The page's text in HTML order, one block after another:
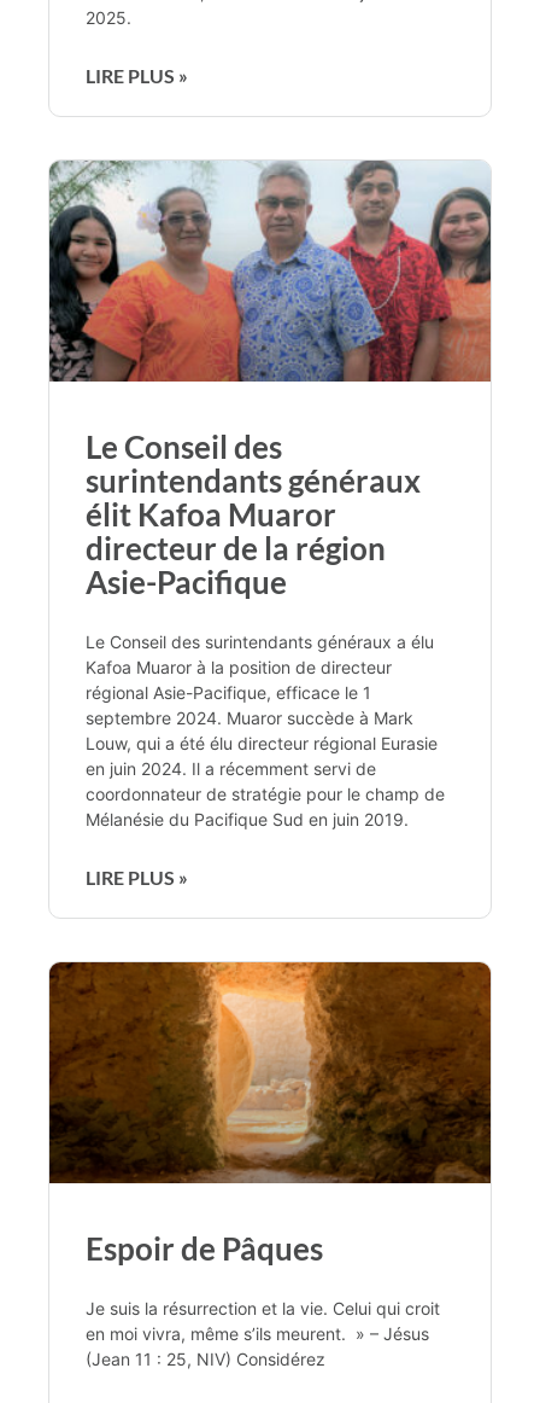
2025.
LIRE PLUS »
Le Conseil des
surintendants généraux
élit Kafoa Muaror
directeur de la région
Asie-Pacifique
Le Conseil des surintendants généraux a élu
Kafoa Muaror à la position de directeur
régional Asie-Pacifique, efficace le 1
septembre 2024. Muaror succède à Mark
Louw, qui a été élu directeur régional Eurasie
en juin 2024. Il a récemment servi de
coordonnateur de stratégie pour le champ de
Mélanésie du Pacifique Sud en juin 2019.
LIRE PLUS »
Espoir de Pâques
Je suis la résurrection et la vie. Celui qui croit
en moi vivra, même s’ils meurent. » – Jésus
(Jean 11 : 25, NIV) Considérez